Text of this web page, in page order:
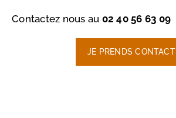
Contactez nous au 02 40 56 63 09
JE PRENDS CONTACT